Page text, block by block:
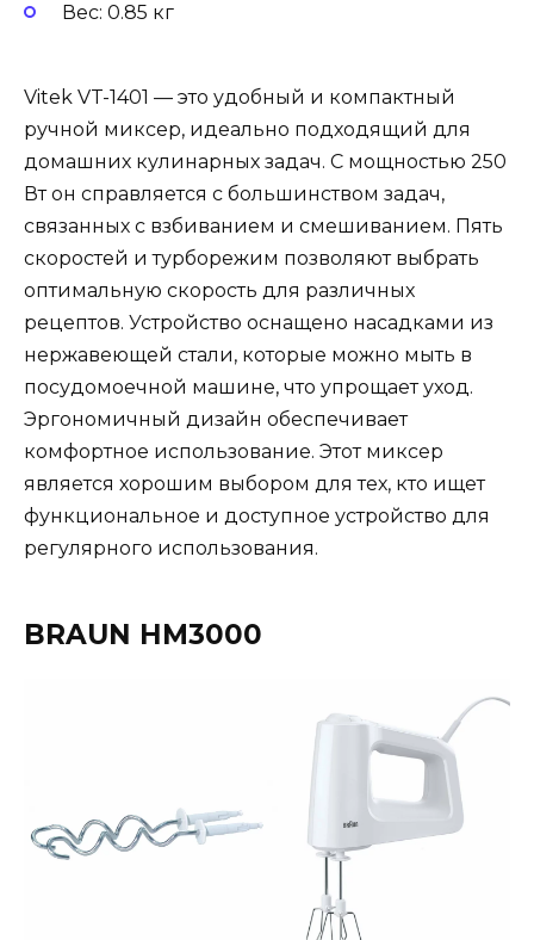
Вес: 0.85 кг
Vitek VT-1401 — это удобный и компактный
ручной миксер, идеально подходящий для
домашних кулинарных задач. С мощностью 250
Вт он справляется с большинством задач,
связанных с взбиванием и смешиванием. Пять
скоростей и турборежим позволяют выбрать
оптимальную скорость для различных
рецептов. Устройство оснащено насадками из
нержавеющей стали, которые можно мыть в
посудомоечной машине, что упрощает уход.
Эргономичный дизайн обеспечивает
комфортное использование. Этот миксер
является хорошим выбором для тех, кто ищет
функциональное и доступное устройство для
регулярного использования​.
BRAUN HM3000